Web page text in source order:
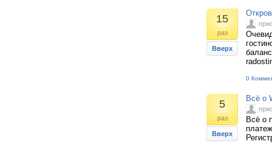
15
раз
Вверх
0
5
раз
Вверх
Всё о
Всё о